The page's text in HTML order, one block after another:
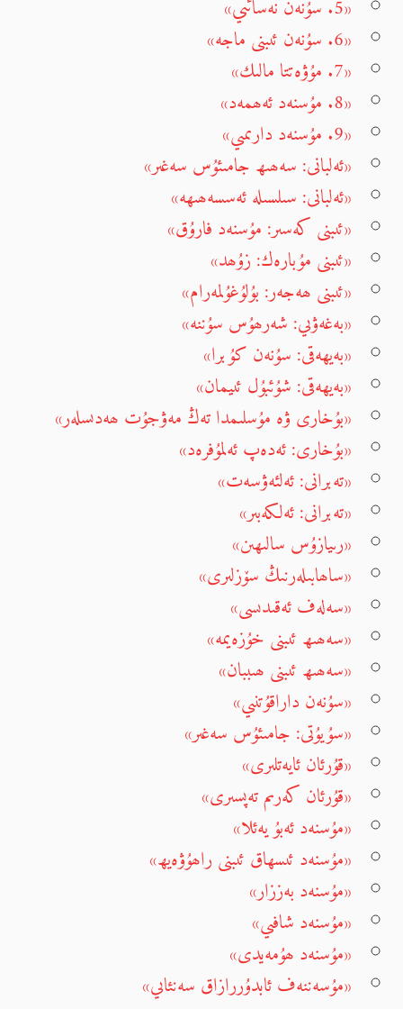
«5. سۇنەن نەسائىي»
«6. سۇنەن ئىبنى ماجە»
«7. مۇۋەتتا مالىك»
«8. مۇسنەد ئەھمەد»
«9. مۇسنەد دارىمىي»
«ئەلبانى: سەھىھ جامىئۇس سەغىر»
«ئەلبانى: سىلسىلە ئەسسەھىھە»
«ئىبنى كەسىر: مۇسنەد فارۇق»
«ئىبنى مۇبارەك: زۇھد»
«ئىبنى ھەجەر: بۇلۇغۇلمەرام»
«بەغەۋىي: شەرھۇس سۇننە»
«بەيھەقى: سۇنەن كۇبرا»
«بەيھەقى: شۇئبۇل ئىيمان»
«بۇخارى ۋە مۇسلىمدا تەڭ مەۋجۇت ھەدىسلەر»
«بۇخارى: ئەدەپ ئەلمۇفرەد»
«تەبرانى: ئەلئەۋسەت»
«تەبرانى: ئەلكەبىر»
«رىيازۇس سالىھىن»
«ساھابىلەرنىڭ سۆزلىرى»
«سەلەف ئەقىدىسى»
«سەھىھ ئىبنى خۇزەيمە»
«سەھىھ ئىبنى ھىببان»
«سۇنەن داراقۇتنىي»
«سۇيۇتى: جامىئۇس سەغىر»
«قۇرئان ئايەتلىرى»
«قۇرئان كەرىم تەپسىرى»
«مۇسنەد ئەبۇ يەئلا»
«مۇسنەد ئىسھاق ئىبنى راھۇۋەيھ»
«مۇسنەد بەززار»
«مۇسنەد شافىي»
«مۇسنەد ھۇمەيدى»
«مۇسەننەف ئابدۇررازاق سەنئاىي»